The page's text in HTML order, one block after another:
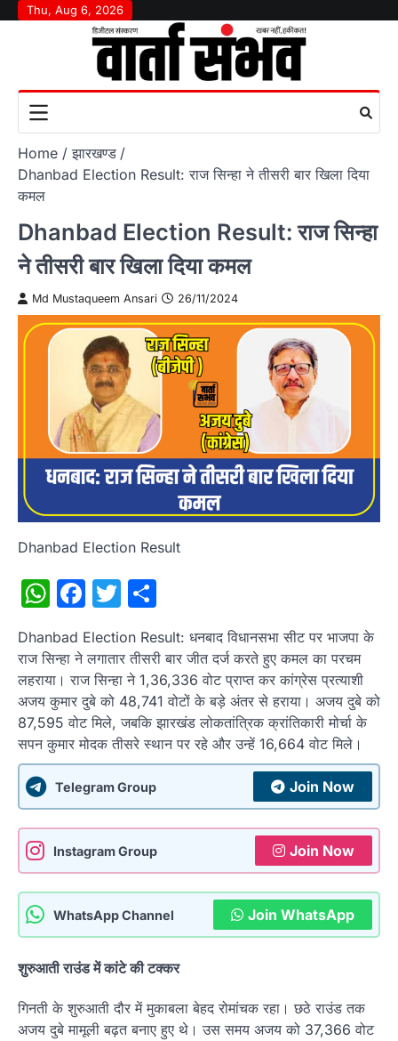
SkipThu, Aug 6, 2026
Home
झारखण्ड
Dhanbad Election Result: राज सिन्हा ने तीसरी बार खिला दिया
कमल
Dhanbad Election Result: राज सिन्हा
ने तीसरी बार खिला दिया कमल
Md Mustaqueem Ansari 26/11/2024
Dhanbad Election Result
WhatsApp
Facebook
Twitter
Dhanbad Election Result: धनबाद विधानसभा सीट पर भाजपा के
राज सिन्हा ने लगातार तीसरी बार जीत दर्ज करते हुए कमल का परचम
लहराया। राज सिन्हा ने 1,36,336 वोट प्राप्त कर कांग्रेस प्रत्याशी
अजय कुमार दुबे को 48,741 वोटों के बड़े अंतर से हराया। अजय दुबे को
87,595 वोट मिले, जबकि झारखंड लोकतांत्रिक क्रांतिकारी मोर्चा के
सपन कुमार मोदक तीसरे स्थान पर रहे और उन्हें 16,664 वोट मिले।
Telegram Group Join Now
Instagram Group Join Now
WhatsApp Channel Join WhatsApp
शुरुआती राउंड में कांटे की टक्कर
गिनती के शुरुआती दौर में मुकाबला बेहद रोमांचक रहा। छठे राउंड तक
अजय दुबे मामूली बढ़त बनाए हुए थे। उस समय अजय को 37,366 वोट